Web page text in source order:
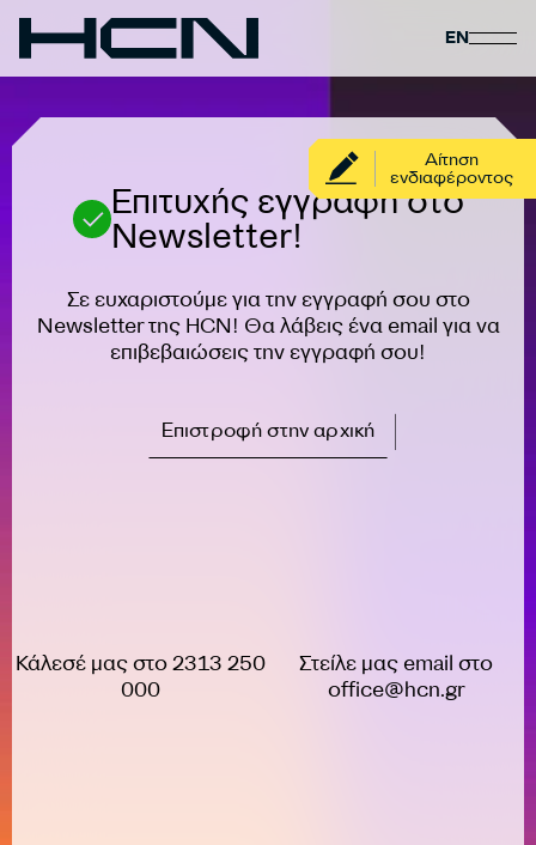
EN
Αίτηση
ενδιαφέροντος
Επιτυχής εγγραφή στο
Newsletter!
Σε ευχαριστούμε για την εγγραφή σου στο
Newsletter της HCN! Θα λάβεις ένα email για να
επιβεβαιώσεις την εγγραφή σου!
Επιστροφή στην αρχική
Κάλεσέ μας στο 2313 250
000
Στείλε μας email στο
office@hcn.gr